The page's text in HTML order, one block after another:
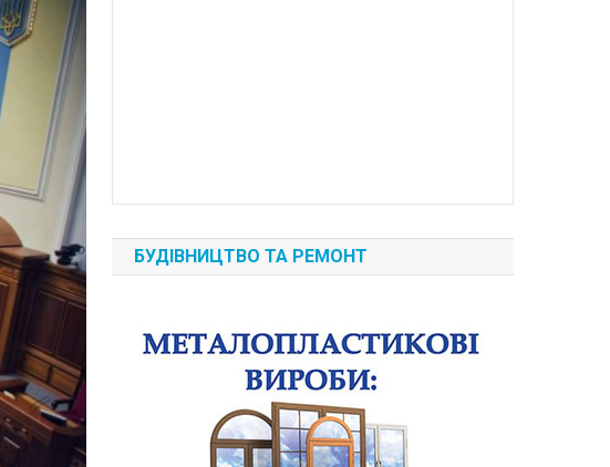
БУДІВНИЦТВО ТА РЕМОНТ